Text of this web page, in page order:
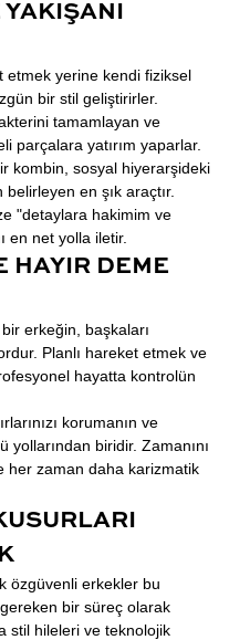
etmek yerine kendi fiziksel
bir stil geliştirirler.
tamamlayan ve
parçalara yatırım yaparlar.
kombin, sosyal hiyerarşideki
en şık araçtır.
"detaylara hakimim ve
en net yolla iletir.
HAYIR DEME
erkeğin, başkaları
Planlı hareket etmek ve
hayatta kontrolün
korumanın ve
biridir. Zamanını
her zaman daha karizmatik
özgüvenli erkekler bu
bir süreç olarak
stil hileleri ve teknolojik